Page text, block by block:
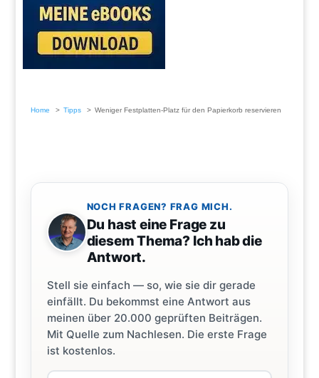
Home Tipps Weniger Festplatten-Platz für den Papierkorb reservieren
NOCH FRAGEN? FRAG MICH.
Du hast eine Frage zu
diesem Thema? Ich hab die
Antwort.
Stell sie einfach — so, wie sie dir gerade
einfällt. Du bekommst eine Antwort aus
meinen über 20.000 geprüften Beiträgen.
Mit Quelle zum Nachlesen. Die erste Frage
ist kostenlos.